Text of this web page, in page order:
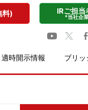
料) IRご担
*当社企
適時開示情報 ブリッ